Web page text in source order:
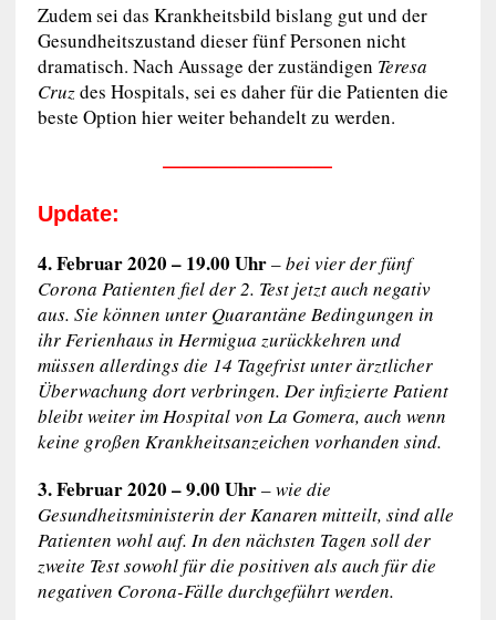
Zudem sei das Krankheitsbild bislang gut und der
Gesundheitszustand dieser fünf Personen nicht
dramatisch. Nach Aussage der zuständigen Teresa
Cruzdes Hospitals, sei es daher für die Patienten die
beste Option hier weiter behandelt zu werden.
—————————
Update:
4. Februar 2020 – 19.00 Uhr–bei vier der fünf
Corona Patienten fiel der 2. Test jetzt auch negativ
aus. Sie können unter Quarantäne Bedingungen in
ihr Ferienhaus in Hermigua zurückkehren und
müssen allerdings die 14 Tagefrist unter ärztlicher
Überwachung dort verbringen. Der infizierte Patient
bleibt weiter im Hospital von La Gomera, auch wenn
keine großen Krankheitsanzeichen vorhanden sind.
3. Februar 2020 – 9.00 Uhr–wie die
Gesundheitsministerin der Kanaren mitteilt, sind alle
Patienten wohl auf. In den nächsten Tagen soll der
zweite Test sowohl für die positiven als auch für die
negativen Corona-Fälle durchgeführt werden.